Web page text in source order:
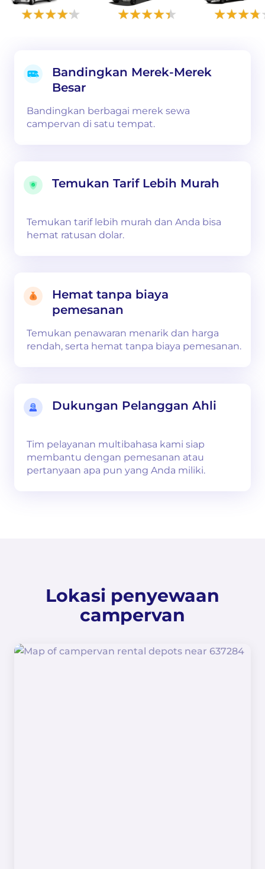
Bandingkan Merek-Merek
Besar
Bandingkan berbagai merek sewa
campervan di satu tempat.
Temukan Tarif Lebih Murah
Temukan tarif lebih murah dan Anda bisa
hemat ratusan dolar.
Hemat tanpa biaya
pemesanan
Temukan penawaran menarik dan harga
rendah, serta hemat tanpa biaya pemesanan.
Dukungan Pelanggan Ahli
Tim pelayanan multibahasa kami siap
membantu dengan pemesanan atau
pertanyaan apa pun yang Anda miliki.
Lokasi penyewaan
campervan